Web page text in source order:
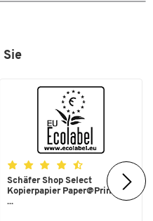
Schäfer Shop Select
Kopierpapier Paper@Print, DIN
...